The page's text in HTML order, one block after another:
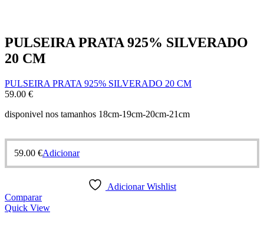
PULSEIRA PRATA 925% SILVERADO
20 CM
PULSEIRA PRATA 925% SILVERADO 20 CM
59.00 €
disponivel nos tamanhos 18cm-19cm-20cm-21cm
59.00 €Adicionar
Adicionar Wishlist
Comparar
Quick View